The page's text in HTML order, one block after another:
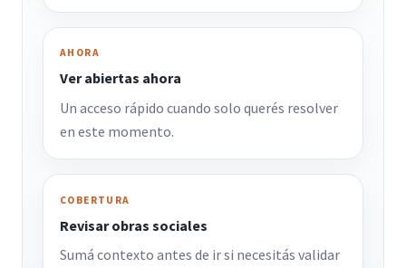
AHORA
Ver abiertas ahora
Un acceso rápido cuando solo querés resolver
en este momento.
COBERTURA
Revisar obras sociales
Sumá contexto antes de ir si necesitás validar